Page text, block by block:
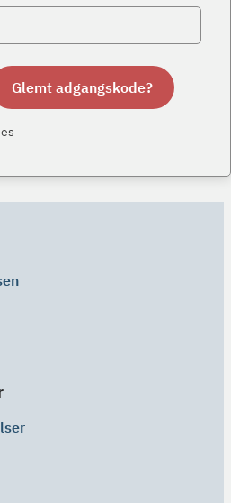
Glemt adgangskode?